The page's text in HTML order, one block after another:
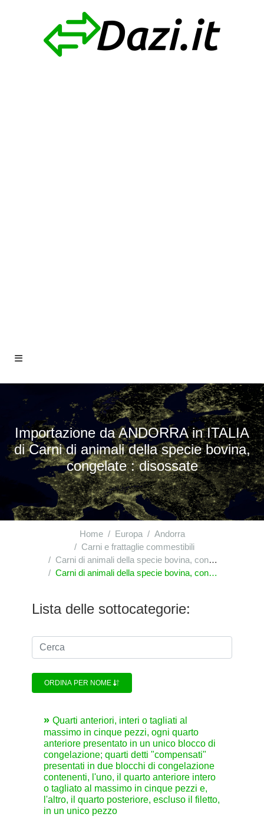
Importazione da ANDORRA in ITALIA
di Carni di animali della specie bovina,
congelate : disossate
Home Europa
Andorra
Carni e frattaglie commestibili
Carni di animali della specie bovina, congelate
Carni di animali della specie bovina, congelate : disossate
Lista delle sottocategorie:
ORDINA PER NOME
Quarti anteriori, interi o tagliati al
massimo in cinque pezzi, ogni quarto
anteriore presentato in un unico blocco di
congelazione; quarti detti "compensati"
presentati in due blocchi di congelazione
contenenti, l'uno, il quarto anteriore intero
o tagliato al massimo in cinque pezzi e,
l'altro, il quarto posteriore, escluso il filetto,
in un unico pezzo